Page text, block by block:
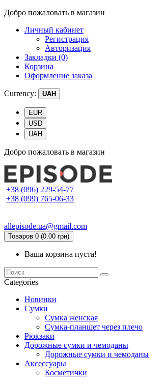
Добро пожаловать в магазин
Личный кабинет
Регистрация
Авторизация
Закладки (0)
Корзина
Оформление заказа
Currency: UAH
EUR
USD
UAH
Добро пожаловать в магазин
+38 (096) 229-54-77
+38 (099) 765-06-33
allepisode.ua@gmail.com
Товаров 0 (0.00 грн)
Ваша корзина пуста!
Categories
Новинки
Сумки
Сумка женская
Сумка-планшет через плечо
Рюкзаки
Дорожные сумки и чемоданы
Дорожные сумки и чемоданы
Аксессуары
Косметички